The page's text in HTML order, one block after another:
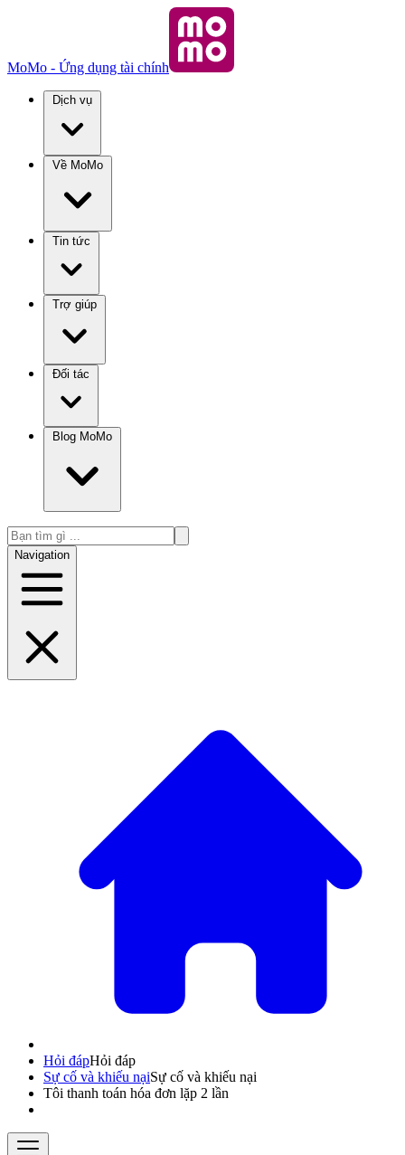
MoMo - Ứng dụng tài chính
Dịch vụ
Về MoMo
Tin tức
Trợ giúp
Đối tác
Blog MoMo
Navigation
Hỏi đápHỏi đáp
Sự cố và khiếu nạiSự cố và khiếu nại
Tôi thanh toán hóa đơn lặp 2 lần